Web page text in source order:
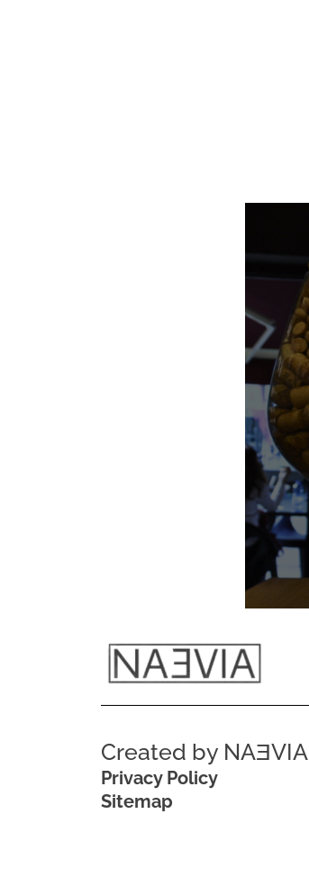
Created by NAƎVIA
Privacy Policy
Sitemap